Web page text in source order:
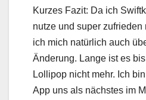
Kurzes Fazit: Da ich
nutze und super zufrieden
ich mich natürlich auch
Änderung. Lange ist es
Lollipop nicht mehr. Ich
App uns als nächstes im